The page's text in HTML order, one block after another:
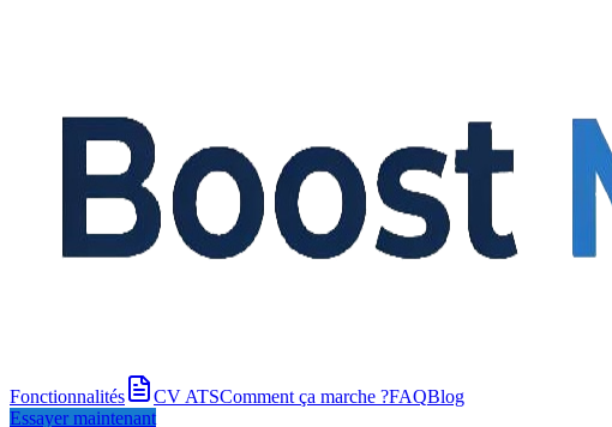
Fonctionnalités CV ATSComment ça marche ?FAQBlog
Essayer maintenant